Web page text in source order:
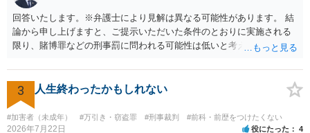
回答いたします。※弁護士により見解は異なる可能性があります。 結
論から申し上げますと、ご提示いただいた条件のとおりに実施される
限り、賭博罪などの刑事罰に問われる可能性は低いと考えられます
答】 賭博罪は、参加者が互いに財物を賭けてその得喪を争う場合に成
立します。 質問者様がご自身のポケットマネーから懸賞として賞金を
出し、参加者からの参加費が全額会場レンタル費用に充てられて賞金
原資と完全に分離されている場合、参加者が自らの財物を失うリスク
が存在しないため賭博罪には該当しないとする見解が一般的です。ま
3 人生終わったかもしれない
#加害者（未成年） #万引き・窃盗罪 #刑事裁判 #前科・前歴をつけたくない
2026年7月22日 役にたった 4